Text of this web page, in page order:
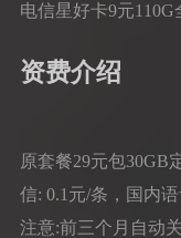
电信星好卡9元
资费介绍
原套餐29元包30GB
信: 0.1元/条，国内语
注意:前三个月自动